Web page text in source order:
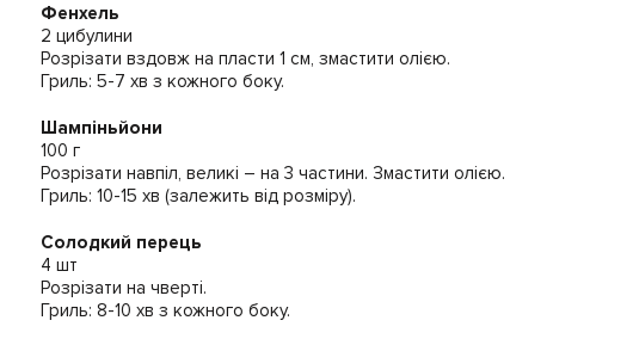
Фенхель
2 цибулини
Розрізати вздовж на пласти 1 см, змастити олією.
Гриль: 5-7 хв з кожного боку.
Шампіньйони
100 г
Розрізати навпіл, великі – на 3 частини. Змастити олією.
Гриль: 10-15 хв (залежить від розміру).
Солодкий перець
4 шт
Розрізати на чверті.
Гриль: 8-10 хв з кожного боку.